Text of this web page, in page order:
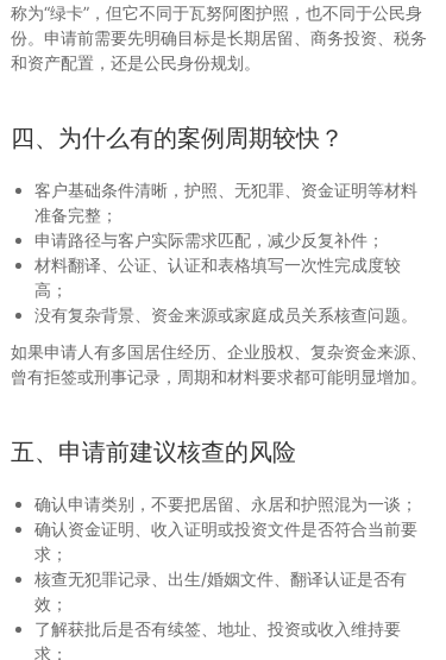
称为“绿卡”，但它不同于瓦努阿图护照，也不同于公民身
份。申请前需要先明确目标是长期居留、商务投资、税务
和资产配置，还是公民身份规划。
四、为什么有的案例周期较快？
客户基础条件清晰，护照、无犯罪、资金证明等材料
准备完整；
申请路径与客户实际需求匹配，减少反复补件；
材料翻译、公证、认证和表格填写一次性完成度较
高；
没有复杂背景、资金来源或家庭成员关系核查问题。
如果申请人有多国居住经历、企业股权、复杂资金来源、
曾有拒签或刑事记录，周期和材料要求都可能明显增加。
五、申请前建议核查的风险
确认申请类别，不要把居留、永居和护照混为一谈；
确认资金证明、收入证明或投资文件是否符合当前要
求；
核查无犯罪记录、出生/婚姻文件、翻译认证是否有
效；
了解获批后是否有续签、地址、投资或收入维持要
求；